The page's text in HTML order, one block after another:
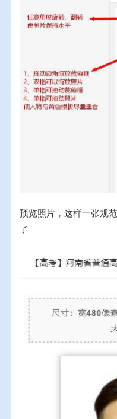
预览照片，这样一张规
了